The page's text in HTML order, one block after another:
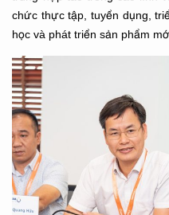
chức thực tập, tuyển dụng,
học và phát triển sản phẩm